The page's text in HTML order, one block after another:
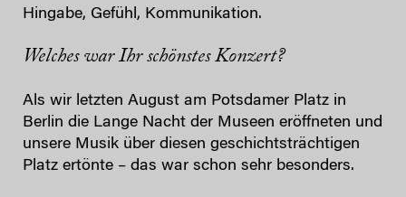
Hingabe, Gefühl, Kommunikation.
Welches war Ihr schönstes Konzert?
Als wir letzten August am Potsdamer Platz in
Berlin die Lange Nacht der Museen eröffneten und
unsere Musik über diesen geschichtsträchtigen
Platz ertönte – das war schon sehr besonders.